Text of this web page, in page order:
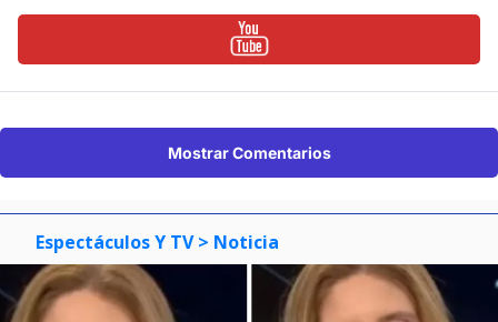
Mostrar Comentarios
Espectáculos Y TV > Noticia